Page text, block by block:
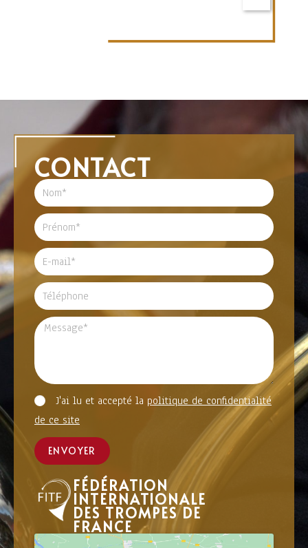
CONTACT
J'ai lu et accepté la politique de confidentialité
de ce site
ENVOYER
FÉDÉRATION
INTERNATIONALE
DES TROMPES DE
FRANCE